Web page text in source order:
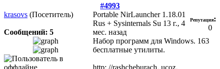
#4993
krasovs (Посетитель)
Сообщений: 5
Portable NirLauncher 1.18.01
Rus + Sysinternals Su 13 г., 4
мес. назад
Репутация:
0
Набор программ для Windows. 163
бесплатные утилиты.
http: //rashcheburach. ucoz.